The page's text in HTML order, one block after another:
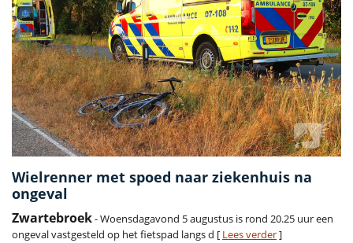
Wielrenner met spoed naar ziekenhuis na
ongeval
Zwartebroek- Woensdagavond 5 augustus is rond 20.25 uur een
ongeval vastgesteld op het fietspad langs d [ Lees verder]